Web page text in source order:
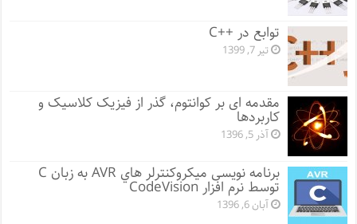
توابع در ++C
تیر 7, 1399
مقدمه ای بر کوانتوم، گذر از فیزیک کلاسیک و
کاربردها
آذر 5, 1396
برنامه نویسی میکروکنترلر هاي AVR به زبان C
توسط نرم افزار CodeVision
آبان 6, 1396